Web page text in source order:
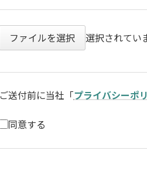
ファイルを選択 選択されてい
ご送付前に当社「プライバシーポ
同意する